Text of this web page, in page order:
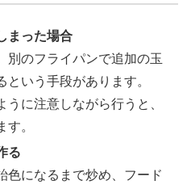
まった場合
別のフライパンで追加の玉
いう手段があります。
うに注意しながら行うと、
。
る
色になるまで炒め、フード